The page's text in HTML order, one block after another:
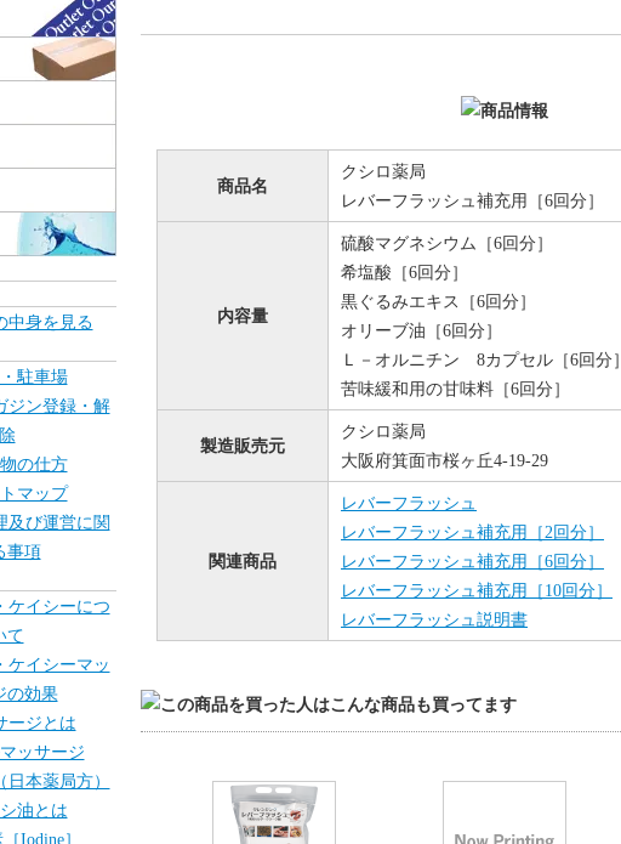
商品名
クシロ薬局
レバーフラッシュ補充用［6回分］
内容量
硫酸マグネシウム［6回分］
希塩酸［6回分］
黒ぐるみエキス［6回分］
オリーブ油［6回分］
Ｌ－オルニチン 8カプセル［6回分］
苦味緩和用の甘味料［6回分］
製造販売元
クシロ薬局
大阪府箕面市桜ヶ丘4-19-29
関連商品
レバーフラッシュ
レバーフラッシュ補充用［2回分］
レバーフラッシュ補充用［6回分］
レバーフラッシュ補充用［10回分］
レバーフラッシュ説明書